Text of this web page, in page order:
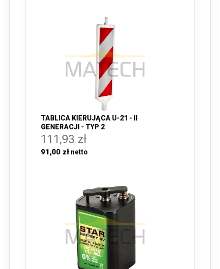
TABLICA KIERUJĄCA U-21 - II
GENERACJI - TYP 2
111,93 zł
91,00 zł